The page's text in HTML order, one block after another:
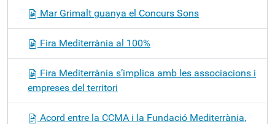
Mar Grimalt guanya el Concurs Sons
Fira Mediterrània al 100%
Fira Mediterrània s’implica amb les associacions i
empreses del territori
Acord entre la CCMA i la Fundació Mediterrània,